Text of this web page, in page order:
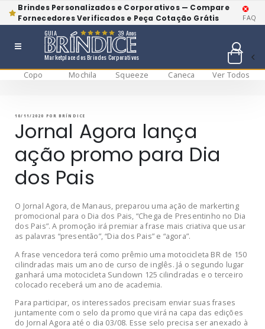
Brindes Personalizados e Corporativos — Compare
Fornecedores Verificados e Peça Cotação Grátis
FAQ
Marketplace dos Brindes Corporativos
GUIA 39 Anos
Copo Mochila Squeeze Caneca
Ver Todos
conteúdo
PUBLICADO
10/11/2020 PORBRÍNDICE
Jornal Agora lança
ação promo para Dia
dos Pais
O Jornal Agora, de Manaus, preparou uma ação de markerting
promocional para o Dia dos Pais, “Chega de Presentinho no Dia
dos Pais”. A promoção irá premiar a frase mais criativa que usar
as palavras “presentão”, “Dia dos Pais” e “agora”.
A frase vencedora terá como prêmio uma motocicleta BR de 150
cilindradas mais um ano de curso de inglês. Já o segundo lugar
ganhará uma motocicleta Sundown 125 cilindradas e o terceiro
colocado receberá um ano de academia.
Para participar, os interessados precisam enviar suas frases
juntamente com o selo da promo que virá na capa das edições
do Jornal Agora até o dia 03/08. Esse selo precisa ser anexado à